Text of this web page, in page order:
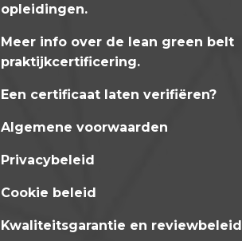
opleidingen.
Meer info over de lean green belt
praktijkcertificering.
Een certificaat laten verifiëren?
Algemene voorwaarden
Privacybeleid
Cookie beleid
Kwaliteitsgarantie en reviewbeleid